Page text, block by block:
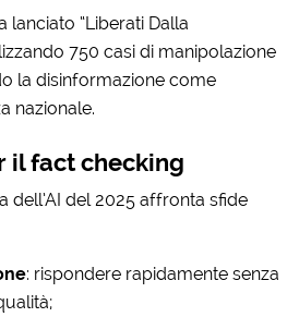
lanciato “Liberati Dalla
750 casi di manipolazione
la disinformazione come
nazionale.
il fact checking
dell’AI del 2025 affronta sfide
: rispondere rapidamente senza